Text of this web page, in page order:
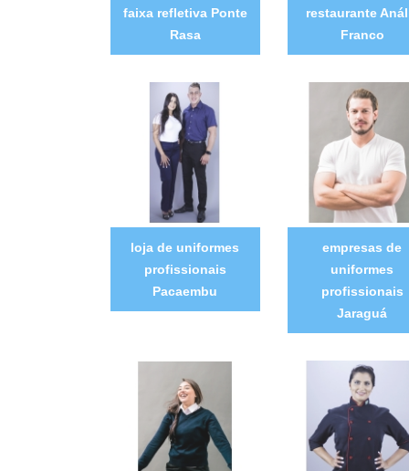
faixa refletiva Ponte
Rasa
restaurante
Franco
loja de uniformes
profissionais
Pacaembu
empresas de
uniformes
profissionais
Jaraguá